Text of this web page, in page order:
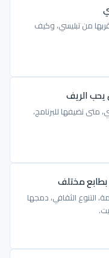
من تبليسي، وكيف
الريف
متى نضيفها للبرنامج،
بطابع مختلف
التنوع الثقافي، دمجها